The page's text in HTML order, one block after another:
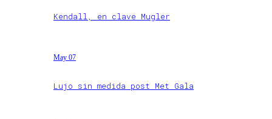
Kendall, en clave Mugler
May 07
Lujo sin medida post Met Gala